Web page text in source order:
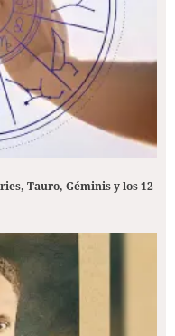
Tauro, Géminis y los 12